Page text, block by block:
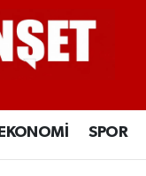
EKONOMİ SPOR